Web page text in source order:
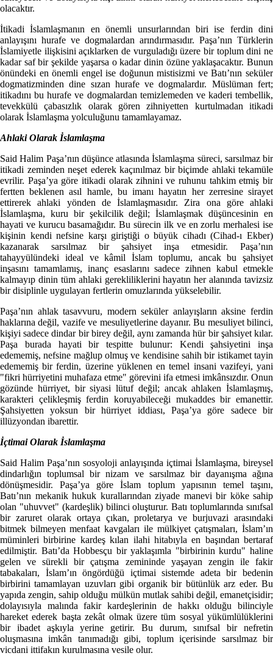
olacaktır.
İtikadi İslamlaşmanın en önemli unsurlarından biri ise ferdin dini
anlayışını hurafe ve dogmalardan arındırmasıdır. Paşa’nın Türklerin
İslamiyetle ilişkisini açıklarken de vurguladığı üzere bir toplum dini ne
kadar saf bir şekilde yaşarsa o kadar dinin özüne yaklaşacaktır. Bunun
önündeki en önemli engel ise doğunun mistisizmi ve Batı’nın seküler
dogmatizminden dine sızan hurafe ve dogmalardır. Müslüman fert;
itikadını bu hurafe ve dogmalardan temizlemeden ve kaderi tembellik,
tevekkülü çabasızlık olarak gören zihniyetten kurtulmadan itikadi
olarak İslamlaşma yolculuğunu tamamlayamaz.
Ahlaki Olarak İslamlaşma
Said Halim Paşa’nın düşünce atlasında İslamlaşma süreci, sarsılmaz bir
itikadi zeminden neşet ederek kaçınılmaz bir biçimde ahlaki tekamüle
evrilir. Paşa’ya göre itikadi olarak zihnini ve ruhunu tahkim etmiş bir
fertten beklenen asıl hamle, bu imanı hayatın her zerresine sirayet
ettirerek ahlaki yönden de İslamlaşmasıdır. Zira ona göre ahlaki
İslamlaşma, kuru bir şekilcilik değil; İslamlaşmak düşüncesinin en
hayati ve kurucu basamağıdır. Bu sürecin ilk ve en zorlu merhalesi ise
kişinin kendi nefsine karşı giriştiği o büyük cihadı (Cihad-ı Ekber)
kazanarak sarsılmaz bir şahsiyet inşa etmesidir. Paşa’nın
tahayyülündeki ideal ve kâmil İslam toplumu, ancak bu şahsiyet
inşasını tamamlamış, inanç esaslarını sadece zihnen kabul etmekle
kalmayıp dinin tüm ahlaki gerekliliklerini hayatın her alanında tavizsiz
bir disiplinle uygulayan fertlerin omuzlarında yükselebilir.
Paşa’nın ahlak tasavvuru, modern seküler anlayışların aksine ferdin
haklarına değil, vazife ve mesuliyetlerine dayanır. Bu mesuliyet bilinci,
kişiyi sadece dindar bir birey değil, aynı zamanda hür bir şahsiyet kılar.
Paşa burada hayati bir tespitte bulunur: Kendi şahsiyetini inşa
edememiş, nefsine mağlup olmuş ve kendisine sahih bir istikamet tayin
edememiş bir ferdin, üzerine yüklenen en temel insani vazifeyi, yani
"fikri hürriyetini muhafaza etme" görevini ifa etmesi imkânsızdır. Onun
gözünde hürriyet, bir siyasi lütuf değil; ancak ahlaken İslamlaşmış,
karakteri çelikleşmiş ferdin koruyabileceği mukaddes bir emanettir.
Şahsiyetten yoksun bir hürriyet iddiası, Paşa’ya göre sadece bir
illüzyondan ibarettir.
İçtimai Olarak İslamlaşma
Said Halim Paşa’nın sosyoloji anlayışında içtimai İslamlaşma, bireysel
dindarlığın toplumsal bir nizam ve sarsılmaz bir dayanışma ağına
dönüşmesidir. Paşa’ya göre İslam toplum yapısının temel taşını,
Batı’nın mekanik hukuk kurallarından ziyade manevi bir köke sahip
olan "uhuvvet" (kardeşlik) bilinci oluşturur. Batı toplumlarında sınıfsal
bir zaruret olarak ortaya çıkan, proletarya ve burjuvazi arasındaki
bitmek bilmeyen menfaat kavgaları ile mülkiyet çatışmaları, İslam’ın
müminleri birbirine kardeş kılan ilahi hitabıyla en başından bertaraf
edilmiştir. Batı’da Hobbesçu bir yaklaşımla "birbirinin kurdu" haline
gelen ve sürekli bir çatışma zemininde yaşayan zengin ile fakir
tabakaları, İslam’ın öngördüğü içtimai sistemde adeta bir bedenin
birbirini tamamlayan uzuvları gibi organik bir bütünlük arz eder. Bu
yapıda zengin, sahip olduğu mülkün mutlak sahibi değil, emanetçisidir;
dolayısıyla malında fakir kardeşlerinin de hakkı olduğu bilinciyle
hareket ederek başta zekât olmak üzere tüm sosyal yükümlülüklerini
bir ibadet aşkıyla yerine getirir. Bu durum, sınıfsal bir nefretin
oluşmasına imkân tanımadığı gibi, toplum içerisinde sarsılmaz bir
vicdani ittifakın kurulmasına vesile olur.